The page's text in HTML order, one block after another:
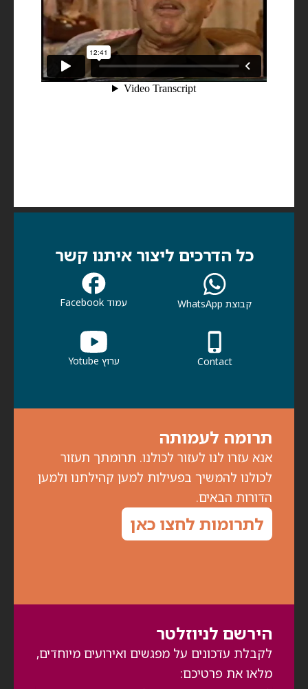
הירשם לניוזלטר
לקבלת עדכונים על מפגשים ואירועים מיוחדים,
מלאו את פרטיכם:
תרומה לעמותה
אנא עזרו לנו לעזור לכולנו. תרומתך תעזור
לכולנו להמשיך בפעילות למען קהילתנו ולמען
הדורות הבאים.
לתרומות לחצו כאן
כל הדרכים ליצור איתנו קשר
קבוצת WhatsApp עמוד Facebook
Contact ערוץ Yotube